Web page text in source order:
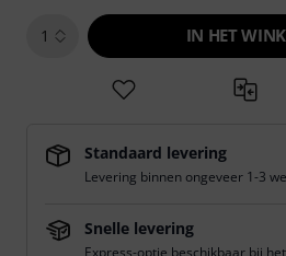
1 IN HET
Standaard levering
Levering binnen ongeveer 1-3
Snelle levering
Express-optie beschikbaar bij